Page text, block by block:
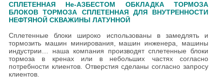
СПЛЕТЕННАЯ Не-АЗБЕСТОМ ОБКЛАДКА ТОРМОЗА
БЛОКОВ ТОРМОЗА СПЛЕТЕННАЯ ДЛЯ ВНУТРЕННОСТИ
НЕФТЯНОЙ СКВАЖИНЫ ЛАТУННОЙ
Сплетенные блоки широко использованы в замедлять и
тормозить машин минирования, машин инженера, машины
индустрии… наша компания производят сплетенные блоки
тормоза в кренах или в небольших частях согласно
потребности клиентов. Отверстия сделаны согласно запросу
клиентов.